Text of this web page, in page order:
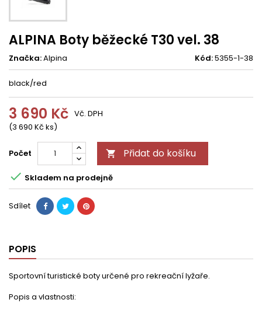
ALPINA Boty běžecké T30 vel. 38
Značka:Alpina Kód:5355-1-38
black/red
3 690 Kč
(3 690 Kč ks)
Vč. DPH
Počet  Přidat do košíku
 Skladem na prodejně
Sdílet
POPIS
Sportovní turistické boty určené pro rekreační lyžaře.
Popis a vlastnosti: